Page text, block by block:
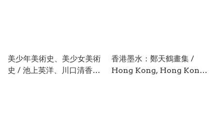
美少年美術史、美少女美術
史 / 池上英洋、川口清香、
香港墨水：鄭天鶴畫集 /
Hong Kong, Hong Kong: